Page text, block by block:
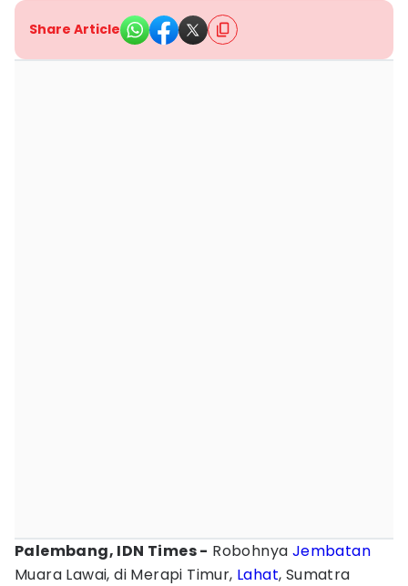
Share Article
Palembang, IDN Times - Robohnya Jembatan
Muara Lawai, di Merapi Timur, Lahat, Sumatra